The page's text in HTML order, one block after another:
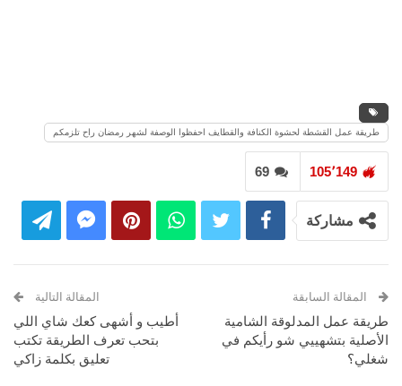
طريقة عمل القشطة لحشوة الكنافة والقطايف احفظوا الوصفة لشهر رمضان راح تلزمكم
69 105٬149
مشاركة
المقالة السابقة
طريقة عمل المدلوقة الشامية
الأصلية بتشهييي شو رأيكم في
شغلي؟
المقالة التالية
أطيب و أشهى كعك شاي اللي
بتحب تعرف الطريقة تكتب
تعليق بكلمة زاكي